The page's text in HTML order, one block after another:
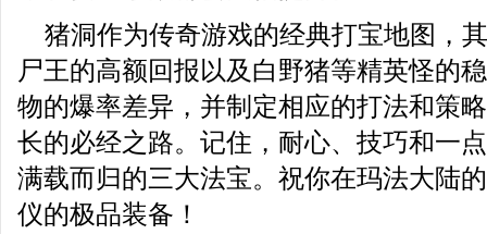
猪洞作为传奇游戏的经典打宝地图，
尸王的高额回报以及白野猪等精英怪的
物的爆率差异，并制定相应的打法和策
长的必经之路。记住，耐心、技巧和一
满载而归的三大法宝。祝你在玛法大陆
仪的极品装备！